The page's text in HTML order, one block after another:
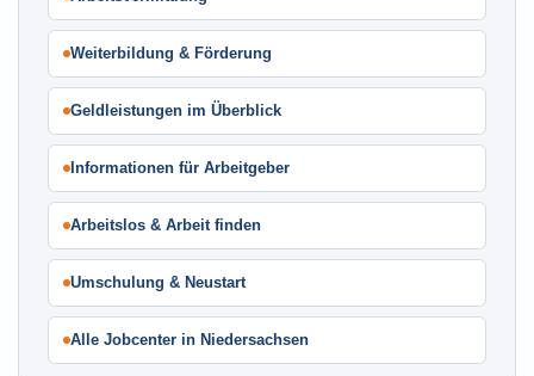
Weiterbildung & Förderung
Geldleistungen im Überblick
Informationen für Arbeitgeber
Arbeitslos & Arbeit finden
Umschulung & Neustart
Alle Jobcenter in Niedersachsen